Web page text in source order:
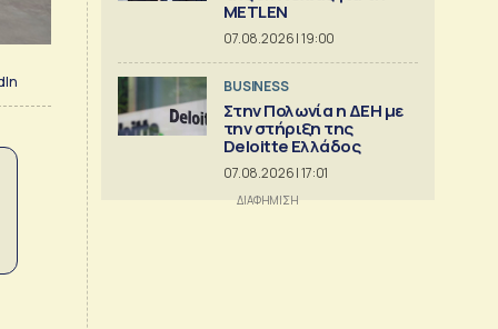
METLEN
07.08.2026 | 19:00
BUSINESS
Στην Πολωνία η ΔΕΗ με
την στήριξη της
Deloitte Ελλάδος
07.08.2026 | 17:01